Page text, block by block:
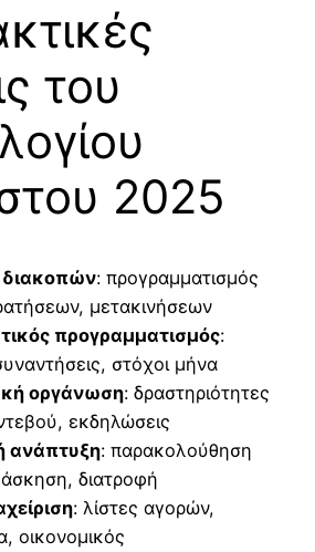
του
2025
: προγραμματισμός
μετακινήσεων
προγραμματισμός:
στόχοι μήνα
οργάνωση: δραστηριότητες
εκδηλώσεις
ανάπτυξη: παρακολούθηση
διατροφή
: λίστες αγορών,
οικονομικός